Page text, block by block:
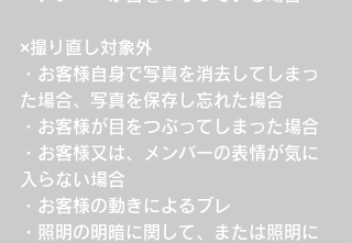
×撮り直し対象外
・お客様自身で写真を消去してしまっ
た場合、写真を保存し忘れた場合
・お客様が目をつぶってしまった場合
・お客様又は、メンバーの表情が気に
入らない場合
・お客様の動きによるブレ
・照明の明暗に関して、または照明に